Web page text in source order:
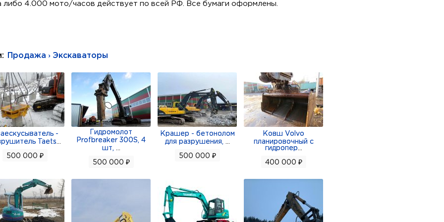
либо 4.000 мото/часов действует по всей РФ. Все бумаги оформлены.
экскаватор Doosan DX300LCA:
л.с. при об. в мин.
10745 миллиметров
- 7360 миллиметров
- 10330 миллиметров
- 7240 миллиметров
Продажа › Экскаваторы
-
Taets
500 000 ₽
Гидромолот
Profbreaker 300S, 4
шт,
500 000 ₽
Крашер - бетонолом
для разрушения,
500 000 ₽
Ковш Volvo
планировочный с
гидропер
400 000 ₽